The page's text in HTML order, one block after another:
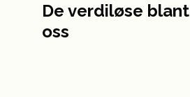
De verdiløse blant
oss